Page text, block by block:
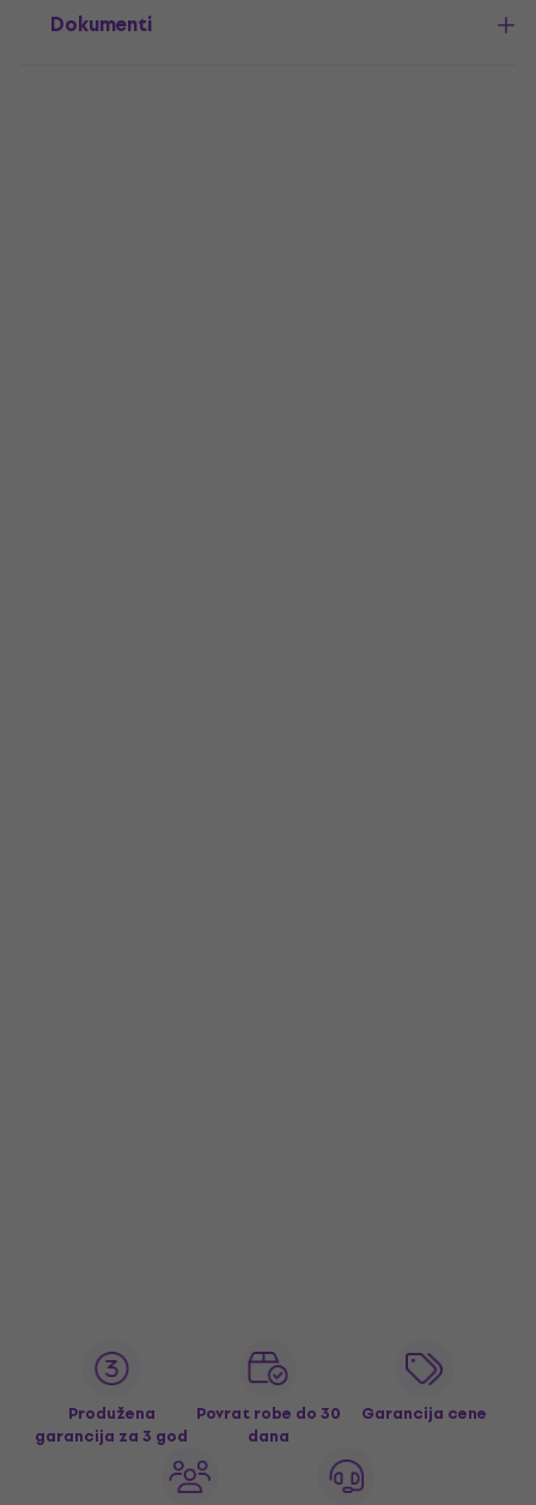
Dokumenti
Produžena
garancija za 3 god
Povrat robe do 30
dana
Garancija cene